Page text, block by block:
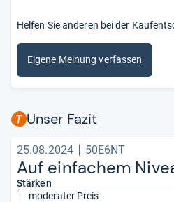
Helfen Sie anderen bei der
Eigene Meinung verfassen
Unser Fazit
25.08.2024 50E6NT
Auf ein­fa­chem
Stärken
moderater Preis